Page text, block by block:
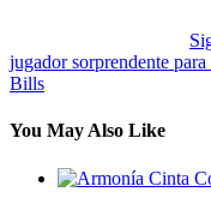
jugador sorprendente
Bills
You May Also Like